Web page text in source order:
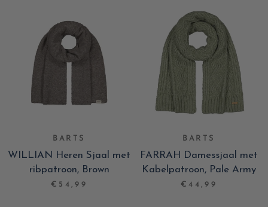
BARTS
WILLIAN Heren Sjaal met
ribpatroon, Brown
€54,99
BARTS
FARRAH Damessjaal met
Kabelpatroon, Pale Army
€44,99